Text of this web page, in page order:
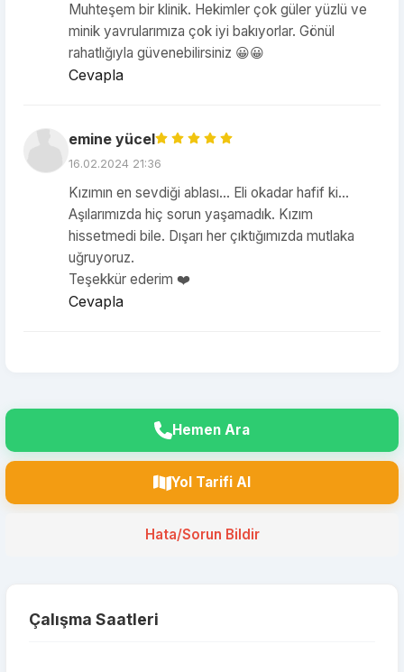
Muhteşem bir klinik. Hekimler çok güler yüzlü ve
minik yavrularımıza çok iyi bakıyorlar. Gönül
rahatlığıyla güvenebilirsiniz 😀😀
Cevapla
emine yücel
16.02.2024 21:36
Kızımın en sevdiği ablası... Eli okadar hafif ki...
Aşılarımızda hiç sorun yaşamadık. Kızım
hissetmedi bile. Dışarı her çıktığımızda mutlaka
uğruyoruz.
Teşekkür ederim ❤️
Cevapla
Hemen Ara
Yol Tarifi Al
Hata/Sorun Bildir
Çalışma Saatleri